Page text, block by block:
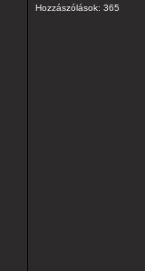
Hozzászólások: 365